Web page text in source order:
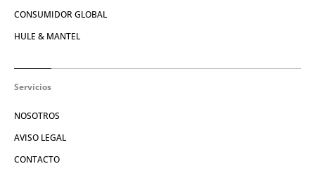
CONSUMIDOR GLOBAL
HULE & MANTEL
Servicios
NOSOTROS
AVISO LEGAL
CONTACTO